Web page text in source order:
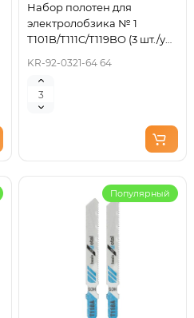
Набор полотен для
электролобзика № 1
T101B/T111C/T119BO (3 шт./уп.)
KR-92-0321-64 64
Популярный